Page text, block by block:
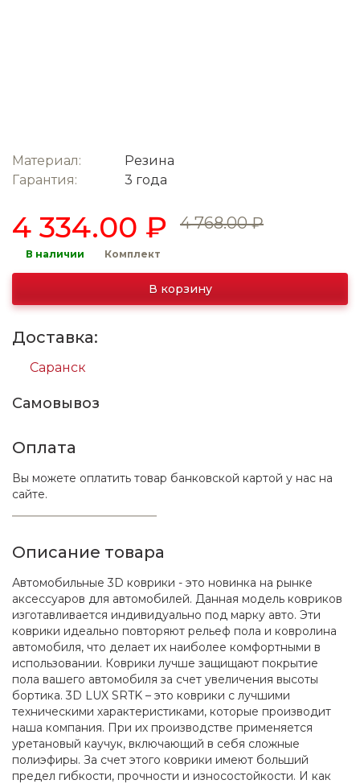
Материал:
Резина
Гарантия:
3 года
4 334.00 ₽ 4 768.00 ₽
В наличии Комплект
В корзину
Доставка:
Саранск
Самовывоз
Оплата
Вы можете оплатить товар банковской картой у нас на
сайте.
Описание товара
Автомобильные 3D коврики - это новинка на рынке
аксессуаров для автомобилей. Данная модель ковриков
изготавливается индивидуально под марку авто. Эти
коврики идеально повторяют рельеф пола и ковролина
автомобиля, что делает их наиболее комфортными в
использовании. Коврики лучше защищают покрытие
пола вашего автомобиля за счет увеличения высоты
бортика. 3D LUX SRTK – это коврики с лучшими
техническими характеристиками, которые производит
наша компания. При их производстве применяется
уретановый каучук, включающий в себя сложные
полиэфиры. За счет этого коврики имеют больший
предел гибкости, прочности и износостойкости. И как